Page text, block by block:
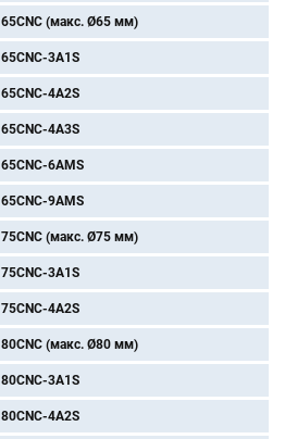
65CNC (макс. Ø65 мм)
65CNC-3A1S
65CNC-4A2S
65CNC-4A3S
65CNC-6AMS
65CNC-9AMS
75CNC (макс. Ø75 мм)
75CNC-3A1S
75CNC-4A2S
80CNC (макс. Ø80 мм)
80CNC-3A1S
80CNC-4A2S